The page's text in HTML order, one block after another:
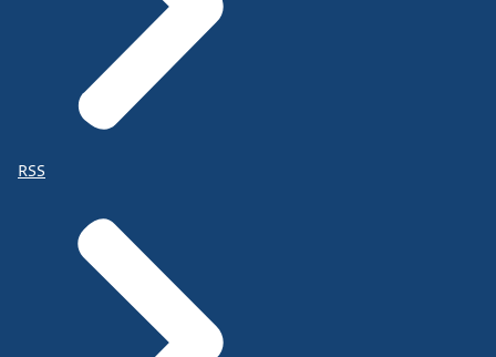
RSS